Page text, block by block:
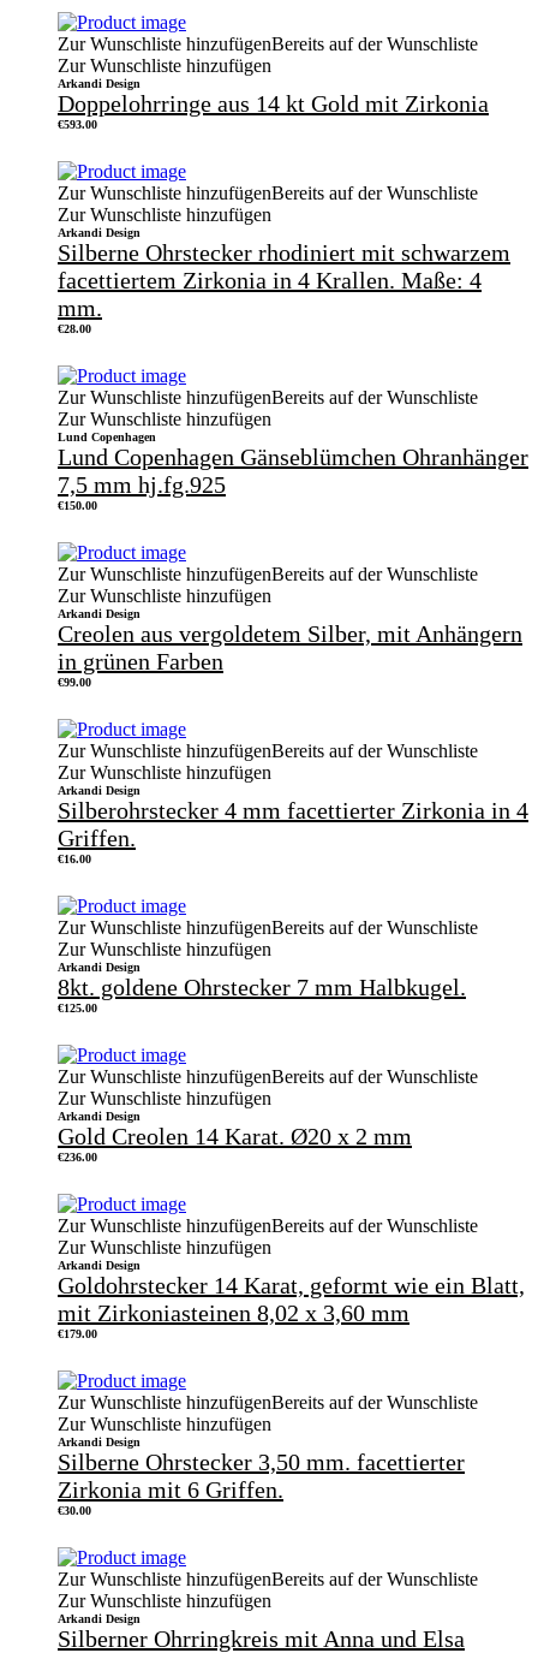
Zur Wunschliste hinzufügenBereits auf der Wunschliste
Zur Wunschliste hinzufügen
Arkandi Design
Doppelohrringe aus 14 kt Gold mit Zirkonia
€593.00
Zur Wunschliste hinzufügenBereits auf der Wunschliste
Zur Wunschliste hinzufügen
Arkandi Design
Silberne Ohrstecker rhodiniert mit schwarzem
facettiertem Zirkonia in 4 Krallen. Maße: 4
mm.
€28.00
Zur Wunschliste hinzufügenBereits auf der Wunschliste
Zur Wunschliste hinzufügen
Lund Copenhagen
Lund Copenhagen Gänseblümchen Ohranhänger
7,5 mm hj.fg.925
€150.00
Zur Wunschliste hinzufügenBereits auf der Wunschliste
Zur Wunschliste hinzufügen
Arkandi Design
Creolen aus vergoldetem Silber, mit Anhängern
in grünen Farben
€99.00
Zur Wunschliste hinzufügenBereits auf der Wunschliste
Zur Wunschliste hinzufügen
Arkandi Design
Silberohrstecker 4 mm facettierter Zirkonia in 4
Griffen.
€16.00
Zur Wunschliste hinzufügenBereits auf der Wunschliste
Zur Wunschliste hinzufügen
Arkandi Design
8kt. goldene Ohrstecker 7 mm Halbkugel.
€125.00
Zur Wunschliste hinzufügenBereits auf der Wunschliste
Zur Wunschliste hinzufügen
Arkandi Design
Gold Creolen 14 Karat. Ø20 x 2 mm
€236.00
Zur Wunschliste hinzufügenBereits auf der Wunschliste
Zur Wunschliste hinzufügen
Arkandi Design
Goldohrstecker 14 Karat, geformt wie ein Blatt,
mit Zirkoniasteinen 8,02 x 3,60 mm
€179.00
Zur Wunschliste hinzufügenBereits auf der Wunschliste
Zur Wunschliste hinzufügen
Arkandi Design
Silberne Ohrstecker 3,50 mm. facettierter
Zirkonia mit 6 Griffen.
€30.00
Zur Wunschliste hinzufügenBereits auf der Wunschliste
Zur Wunschliste hinzufügen
Arkandi Design
Silberner Ohrringkreis mit Anna und Elsa